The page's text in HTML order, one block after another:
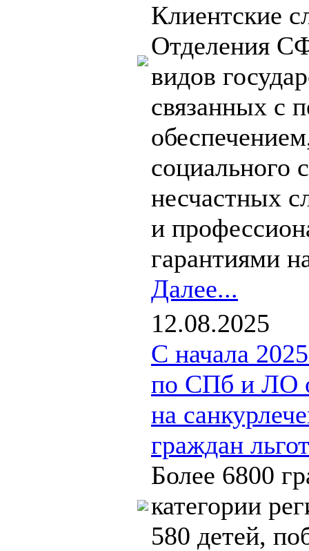
Клиентские
Отделения
видов
связанных с
социального
несчастных
и
гарантиями
Далее...
12.08.2025
С начала
по СПб и ЛО
на
граждан
Более 6800
категории
580 детей,